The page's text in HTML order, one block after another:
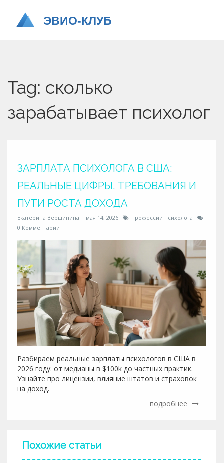
Tag: сколько
зарабатывает психолог
ЗАРПЛАТА ПСИХОЛОГА В США:
РЕАЛЬНЫЕ ЦИФРЫ, ТРЕБОВАНИЯ И
ПУТИ РОСТА ДОХОДА
Екатерина Вершинина мая 14, 2026
профессии психолога
0 Комментарии
Разбираем реальные зарплаты психологов в США в
2026 году: от медианы в $100k до частных практик.
Узнайте про лицензии, влияние штатов и страховок
на доход.
подробнее
Похожие статьи